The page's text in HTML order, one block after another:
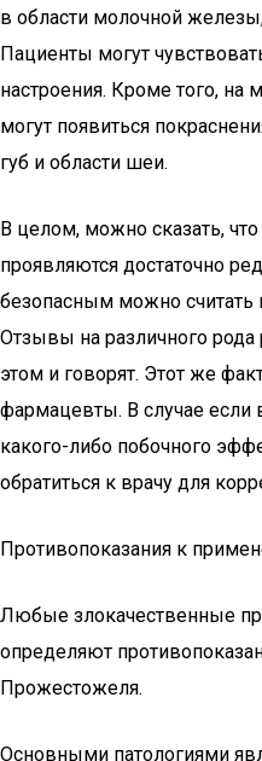
в области молочной
Пациенты могут
настроения. Кроме того, на
могут появиться
губ и области шеи.
В целом, можно сказать,
проявляются достаточно
безопасным можно
Отзывы на различного
этом и говорят. Этот же
фармацевты. В случае если
какого-либо побочного
обратиться к врачу для
Противопоказания к
Любые злокачественные
определяют
Прожестожеля.
Основными патологиями